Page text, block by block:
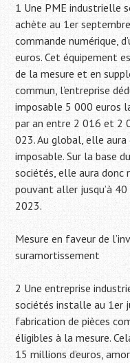
1 Une PME industrielle
achète au 1er
commande numérique,
euros. Cet équipement
de la mesure et en
commun, l’entreprise
imposable 5 000 euros
par an entre 2 016 et 2
023. Au global, elle
imposable. Sur la base
sociétés, elle aura donc
pouvant aller jusqu’à
2023.
Mesure en faveur de
suramortissement
2 Une entreprise
sociétés installe au 1er
fabrication de pièces
éligibles à la mesure.
15 millions d’euros,